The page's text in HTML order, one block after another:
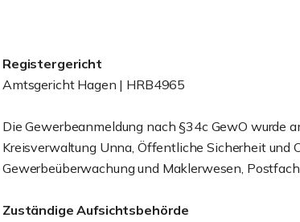
Registergericht
Amtsgericht Hagen | HRB4965
Die Gewerbeanmeldung nach §34c GewO wurde
Kreisverwaltung Unna, Öffentliche Sicherheit und
Gewerbeüberwachung und Maklerwesen,
Zuständige Aufsichtsbehörde